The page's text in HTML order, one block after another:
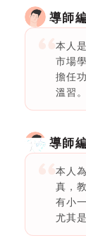
導師
本人
市場
擔任
溫習
導師
本人
真，
有小
尤其